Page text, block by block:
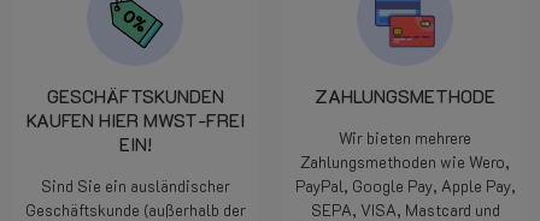
GESCHÄFTSKUNDEN
KAUFEN HIER MWST-FREI
EIN!
Sind Sie ein ausländischer
Geschäftskunde (außerhalb der
ZAHLUNGSMETHODE
Wir bieten mehrere
Zahlungsmethoden wie Wero,
PayPal, Google Pay, Apple Pay,
SEPA, VISA, Mastcard und